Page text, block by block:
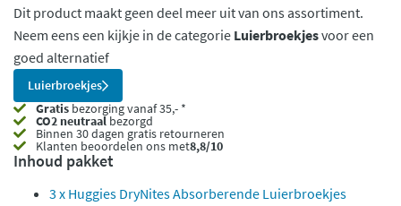
Dit product maakt geen deel meer uit van ons assortiment.
Neem eens een kijkje in de categorie Luierbroekjesvoor een
goed alternatief
Luierbroekjes
Gratis bezorging vanaf 35,- *
CO2 neutraalbezorgd
Binnen 30 dagen gratis retourneren
Klanten beoordelen ons met8,8/10
Inhoud pakket
3 x Huggies DryNites Absorberende Luierbroekjes